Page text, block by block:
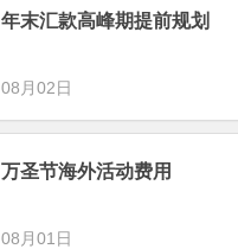
年末汇款高峰期提前规划
08月02日
万圣节海外活动费用
08月01日